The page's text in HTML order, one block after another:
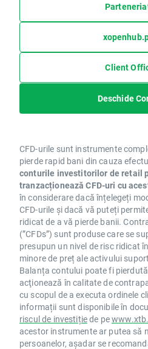
Client
Deschide
CFD-urile sunt instrumente
pierde rapid bani din cauza
conturile investitorilor de retail
tranzacționează CFD-uri cu
în considerare dacă înțelegeți
CFD-urile și dacă vă puteți
ridicat de a vă pierde banii.
(”CFDs”) sunt produse care se
presupun un nivel de risc ridicat
minore de preț ale activului
Balanța contului poate fi
acţionează în calitate de
cu scopul de a executa ordinele
informații sunt disponibile în
riscul de investițiede pe
acestor instrumente ar putea să
persoanelor, așadar se